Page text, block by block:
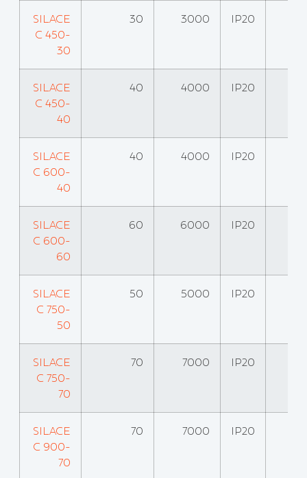
SILACE
C 450-
30
30 3000 IP20
SILACE
C 450-
40
40 4000 IP20
SILACE
C 600-
40
40 4000 IP20
SILACE
C 600-
60
60 6000 IP20
SILACE
C 750-
50
50 5000 IP20
SILACE
C 750-
70
70 7000 IP20
SILACE
C 900-
70
70 7000 IP20